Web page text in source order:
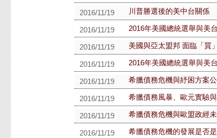
2016/11/19 川普勝選後的美中台關係
2016/11/19 2016年美國總統選舉與美
2016/11/19 美國與亞太盟邦 面臨「質
2016/11/19 2016年美國總統選舉與美
2016/11/19 希臘債務危機與紓困方案
2016/11/19 希臘債務風暴、歐元實驗
2016/11/19 希臘債務危機與歐盟政經
2016/11/19 希臘債務危機的發展是否